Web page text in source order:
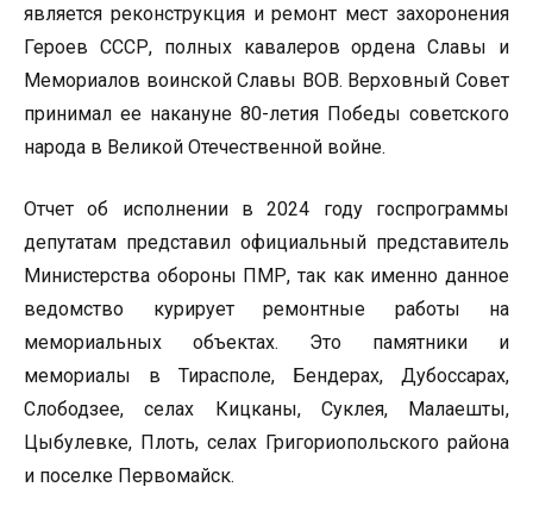
является реконструкция и ремонт мест захоронения
Героев СССР, полных кавалеров ордена Славы и
Мемориалов воинской Славы ВОВ. Верховный Совет
принимал ее накануне 80-летия Победы советского
народа в Великой Отечественной войне.
Отчет об исполнении в 2024 году госпрограммы
депутатам представил официальный представитель
Министерства обороны ПМР, так как именно данное
ведомство курирует ремонтные работы на
мемориальных объектах. Это памятники и
мемориалы в Тирасполе, Бендерах, Дубоссарах,
Слободзее, селах Кицканы, Суклея, Малаешты,
Цыбулевке, Плоть, селах Григориопольского района
и поселке Первомайск.